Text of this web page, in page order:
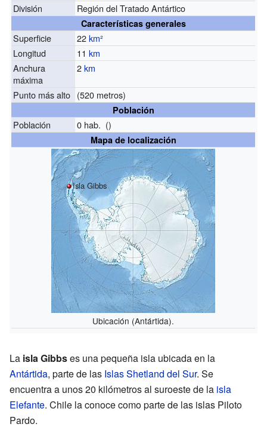
División
Región del Tratado Antártico
Características generales
Superficie 22km²
Longitud
11km
Anchura
máxima
2km
Punto más alto (520 metros)
Población
Población 0 hab. ()
Mapa de localización
Isla Gibbs
Ubicación (Antártida).
La isla Gibbses una pequeña isla ubicada en la
Antártida, parte de las Islas Shetland del Sur. Se
encuentra a unos 20 kilómetros al suroeste de la isla
Elefante. Chile la conoce como parte de las islas Piloto
Pardo.